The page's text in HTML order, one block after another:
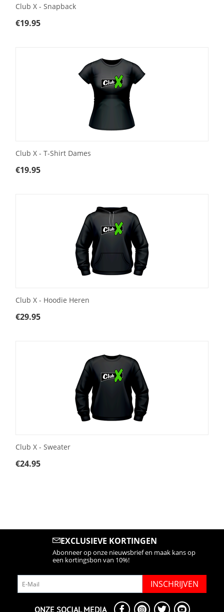
Club X - Snapback
€19.95
Club X - T-Shirt Dames
€19.95
Club X - Hoodie Heren
€29.95
Club X - Sweater
€24.95
EXCLUSIEVE KORTINGEN
Abonneer op onze nieuwsbrief en maak kans op
een kortingsbon van 10%!
INSCHRIJVEN
ONZE SOCIAL MEDIA